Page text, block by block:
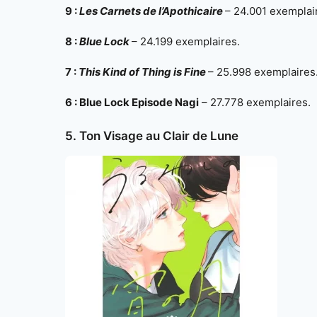
9 :Les Carnets de l’Apothicaire– 24.001
8 :Blue Lock– 24.199 exemplaires.
7 : This Kind of Thing is Fine– 25.998 exemplaires.
6 : Blue Lock Episode Nagi – 27.778 exemplaires.
5. Ton Visage au Clair de Lune